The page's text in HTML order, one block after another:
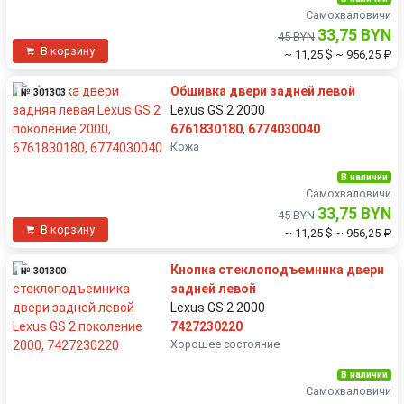
В корзину
Самохваловичи
45 BYN 33,75 BYN
~ 11,25 $ ~ 956,25 ₽
№ 301303
Обшивка двери задней левой
Lexus GS 2 2000
6761830180, 6774030040
Кожа
В корзину
В наличии
Самохваловичи
45 BYN 33,75 BYN
~ 11,25 $ ~ 956,25 ₽
№ 301300
Кнопка стеклоподъемника двери
задней левой
Lexus GS 2 2000
7427230220
Хорошее состояние
В наличии
Самохваловичи